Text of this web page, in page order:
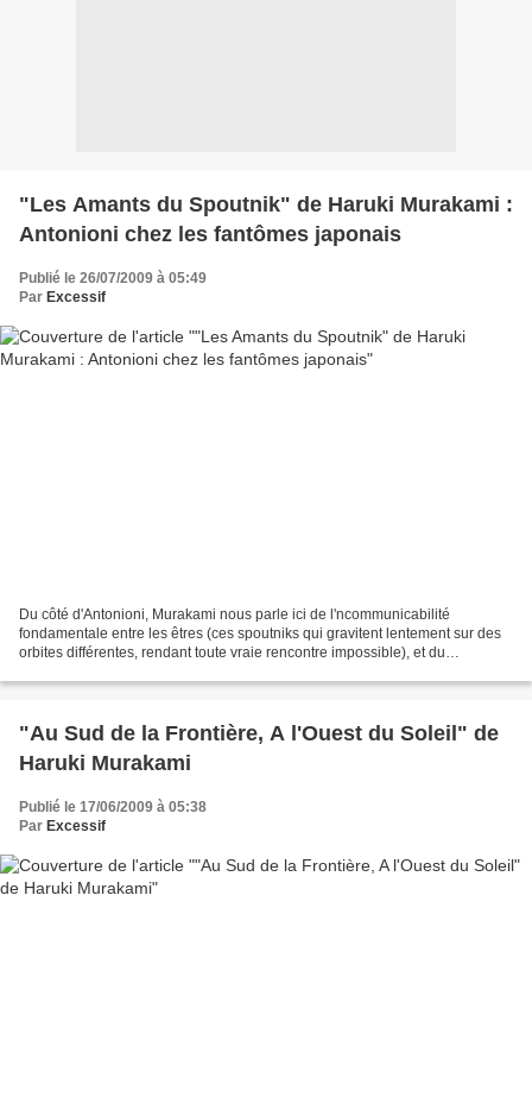
"Les Amants du Spoutnik" de Haruki Murakami :
Antonioni chez les fantômes japonais
Publié le 26/07/2009 à 05:49
Par Excessif
Du côté d'Antonioni, Murakami nous parle ici de l'ncommunicabilité
fondamentale entre les êtres (ces spoutniks qui gravitent lentement sur des
orbites différentes, rendant toute vraie rencontre impossible), et du
"Au Sud de la Frontière, A l'Ouest du Soleil" de
Haruki Murakami
Publié le 17/06/2009 à 05:38
Par Excessif